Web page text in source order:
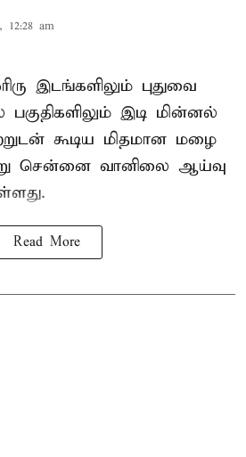
12:28 am
இடங்களிலும் புதுவை
இடி மின்னல்
கூடிய மிதமான மழை
சென்னை வானிலை ஆய்வு
Read More